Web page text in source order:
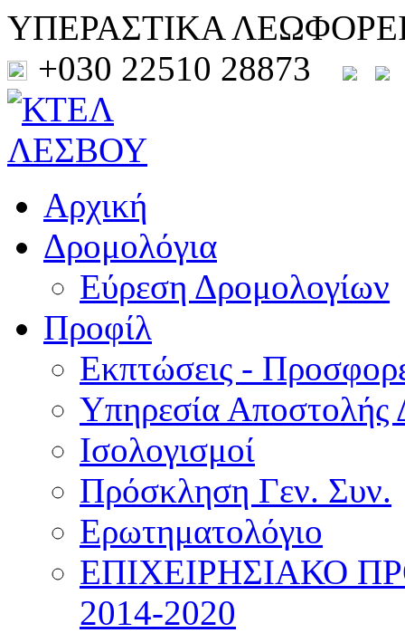
ΥΠΕΡΑΣΤΙΚΑ
+030 22510 28873
Αρχική
Δρομολόγια
Εύρεση Δρομολογίων
Προφίλ
Εκπτώσεις -
Υπηρεσία Αποστολής
Ισολογισμοί
Πρόσκληση Γεν. Συν.
Ερωτηματολόγιο
ΕΠΙΧΕΙΡΗΣΙΑΚΟ
2014-2020